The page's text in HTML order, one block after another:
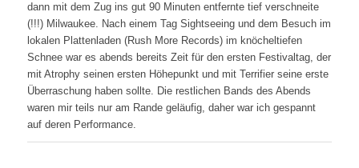
dann mit dem Zug ins gut 90 Minuten entfernte tief verschneite
(!!!) Milwaukee. Nach einem Tag Sightseeing und dem Besuch im
lokalen Plattenladen (Rush More Records) im knöcheltiefen
Schnee war es abends bereits Zeit für den ersten Festivaltag, der
mit Atrophy seinen ersten Höhepunkt und mit Terrifier seine erste
Überraschung haben sollte. Die restlichen Bands des Abends
waren mir teils nur am Rande geläufig, daher war ich gespannt
auf deren Performance.